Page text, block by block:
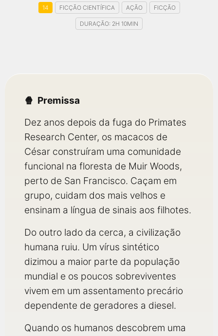
14 FICÇÃO CIENTÍFICA AÇÃO FICÇÃO
DURAÇÃO: 2H 10MIN
Premissa
Dez anos depois da fuga do Primates
Research Center, os macacos de
César construíram uma comunidade
funcional na floresta de Muir Woods,
perto de San Francisco. Caçam em
grupo, cuidam dos mais velhos e
ensinam a língua de sinais aos filhotes.
Do outro lado da cerca, a civilização
humana ruiu. Um vírus sintético
dizimou a maior parte da população
mundial e os poucos sobreviventes
vivem em um assentamento precário
dependente de geradores a diesel.
Quando os humanos descobrem uma